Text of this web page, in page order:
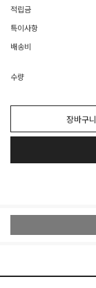
적립금
특이사항
배송비
수량
장바구니